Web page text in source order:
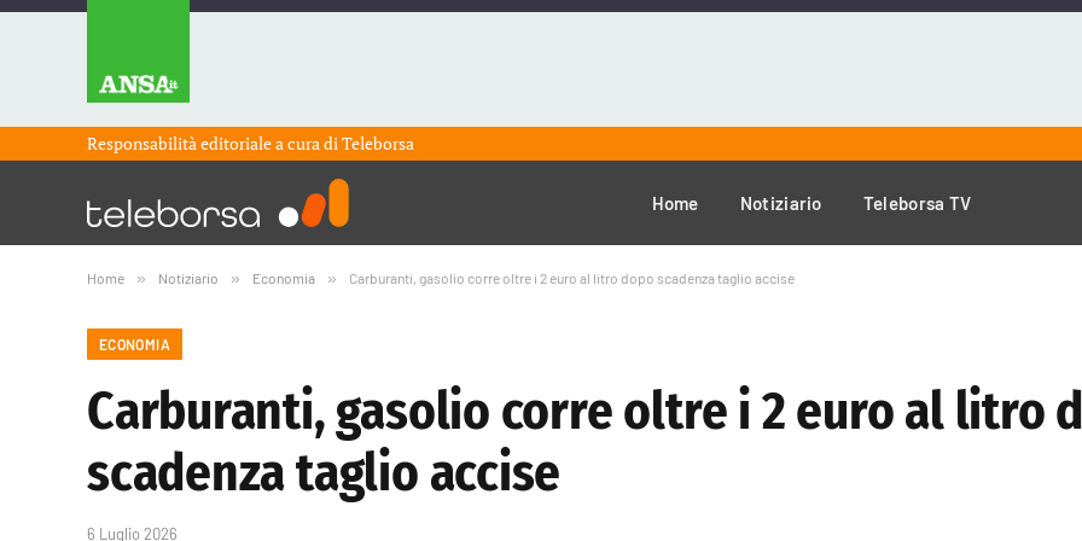
Responsabilità editoriale a cura diTeleborsa
Home Notiziario Teleborsa TV
Home » Notiziario » Economia » Carburanti, gasolio corre oltre i 2 euro al litro dopo scadenza taglio accise
ECONOMIA
Carburanti, gasolio corre oltre i 2 euro al litro
scadenza taglio accise
6 Luglio 2026